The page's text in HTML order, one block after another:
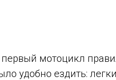
мотоцикл
удобно ездить: